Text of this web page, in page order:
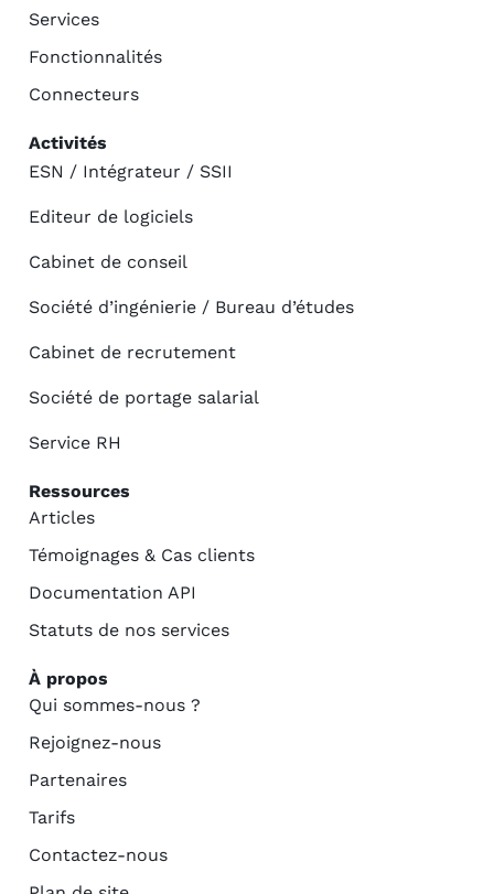
Services
Fonctionnalités
Connecteurs
Activités
ESN / Intégrateur / SSII
Editeur de logiciels
Cabinet de conseil
Société d’ingénierie / Bureau d’études
Cabinet de recrutement
Société de portage salarial
Service RH
Ressources
Articles
Témoignages & Cas clients
Documentation API
Statuts de nos services
À propos
Qui sommes-nous ?
Rejoignez-nous
Partenaires
Tarifs
Contactez-nous